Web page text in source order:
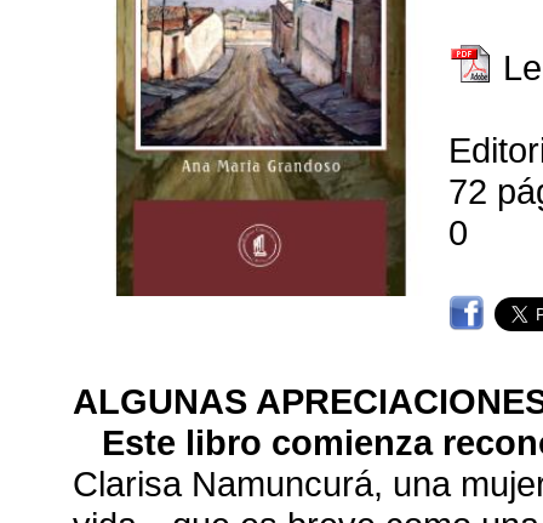
72
0
ALGUNAS
Este libro comienza
Clarisa Namuncurá, una